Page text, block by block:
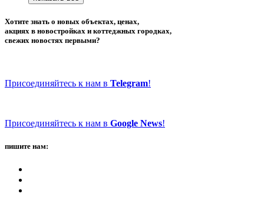
Хотите знать о новых объектах, ценах,
акциях в новостройках и коттеджных городках,
свежих новостях первыми?
Присоединяйтесь к нам в Telegram!
Присоединяйтесь к нам в Google News!
пишите нам: